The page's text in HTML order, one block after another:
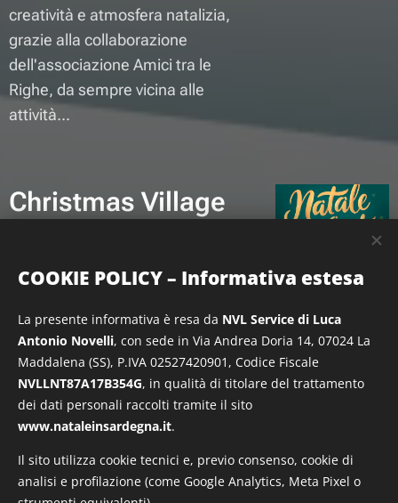
creatività e atmosfera natalizia,
grazie alla collaborazione
dell'associazione Amici tra le
Righe, da sempre vicina alle
attività...
Christmas Village
Sant’Elena 2025
Quartu Sant'Elena si prepara al
Natale con la quarta edizione di
"Christmas Is Coming": dal 28
novembre al 24 dicembre 2025
arriva il Christmas Village in viale
Colombo, un percorso di luci,
artigianato e attività pensate per
COOKIE POLICY – Informativa estesa
La presente informativa è resa da NVL Service di Luca
Antonio Novelli, con sede in Via Andrea Doria 14, 07024 La
Maddalena (SS), P.IVA 02527420901, Codice Fiscale
NVLLNT87A17B354G, in qualità di titolare del trattamento
dei dati personali raccolti tramite il sito
www.nataleinsardegna.it.
Il sito utilizza cookie tecnici e, previo consenso, cookie di
analisi e profilazione (come Google Analytics, Meta Pixel o